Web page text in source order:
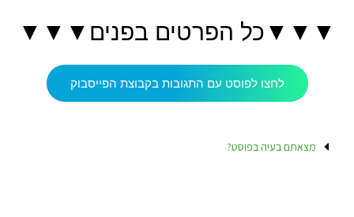
▼▼▼כל הפרטים בפנים▼▼▼
לחצו לפוסט עם התגובות בקבוצת הפייסבוק
מצאתם בעיה בפוסט?